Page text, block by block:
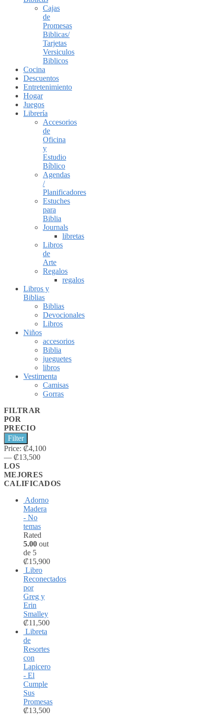
Cajas
de
Promesas
Biblicas/
Tarjetas
Versiculos
Biblicos
Cocina
Descuentos
Entretenimiento
Hogar
Juegos
Librería
Accesorios
de
Oficina
y
Estudio
Bíblico
Agendas
/
Planificadores
Estuches
para
Biblia
Journals
libretas
Libros
de
Arte
Regalos
regalos
Libros y
Biblias
Biblias
Devocionales
Libros
Niños
accesorios
Biblia
jueguetes
libros
Vestimenta
Camisas
Gorras
FILTRAR
POR
PRECIO
Min
price
Max
price
Filter
Price: ₡4,100
— ₡13,500
LOS
MEJORES
CALIFICADOS
Adorno
Madera
- No
temas
Rated
5.00 out
de 5
₡15,900
Libro
Reconectados
por
Greg y
Erin
Smalley
₡11,500
Libreta
de
Resortes
con
Lapicero
- El
Cumple
Sus
Promesas
₡13,500